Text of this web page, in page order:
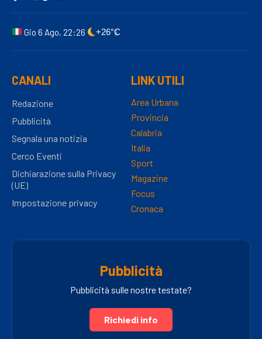
Gio 6 Ago, 22:26 +26°C
CANALI
Redazione
Pubblicità
Segnala una notizia
Cerco Eventi
Dichiarazione sulla Privacy
(UE)
Impostazione privacy
LINK UTILI
Area Urbana
Provincia
Calabria
Italia
Sport
Magazine
Focus
Cronaca
Pubblicità
Pubblicità sulle nostre testate?
Richiedi info